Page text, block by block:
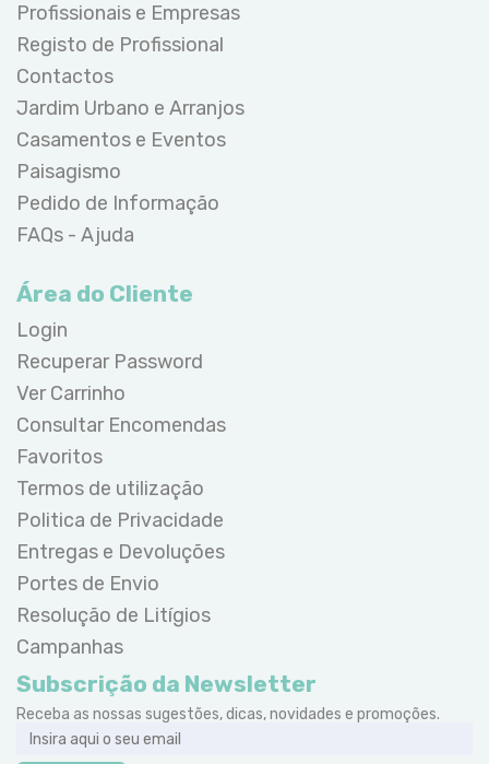
Profissionais e Empresas
Registo de Profissional
Contactos
Jardim Urbano e Arranjos
Casamentos e Eventos
Paisagismo
Pedido de Informação
FAQs - Ajuda
Área do Cliente
Login
Recuperar Password
Ver Carrinho
Consultar Encomendas
Favoritos
Termos de utilização
Politica de Privacidade
Entregas e Devoluções
Portes de Envio
Resolução de Litígios
Campanhas
Subscrição da Newsletter
Receba as nossas sugestões, dicas, novidades e promoções.